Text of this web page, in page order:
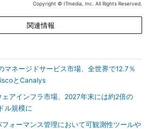
Copyright © ITmedia, Inc. All Rights Reserved.
関連情報
マネージドサービス市場、全世界で12.7％
とCanalys
ェアインフラ市場、2027年末には約2倍の
ル規模に
フォーマンス管理において可観測性ツールや